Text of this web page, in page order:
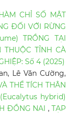
CHỈ SỐ MẬT
ĐỐI VỚI RỪNG
TRỒNG TẠI
THUỘC TỈNH CÀ
Số 4 (2025)
Lê Văn Cường,
THỂ TÍCH THÂN
hybrid)
ĐỒNG NAI ,TẠP